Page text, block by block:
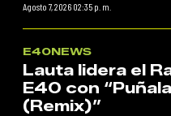
Agosto 7, 2026 02:35 p. m.
E40NEWS
Lauta lidera el
E40 con
(Remix)”